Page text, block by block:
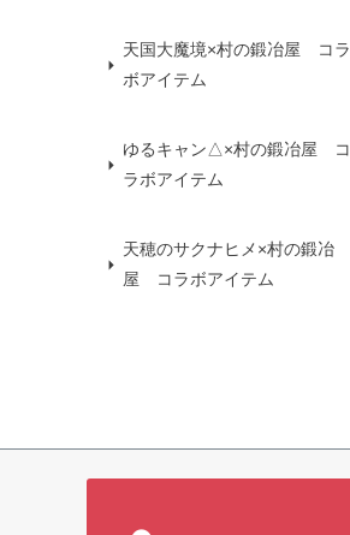
天国大魔境×村の鍛冶屋 コラ
ボアイテム
ゆるキャン△×村の鍛冶屋 コ
ラボアイテム
天穂のサクナヒメ×村の鍛冶
屋 コラボアイテム